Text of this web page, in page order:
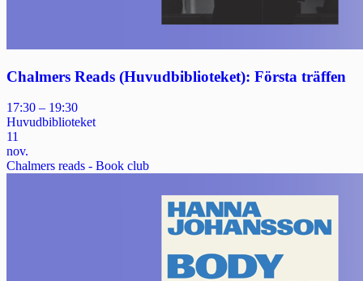
Chalmers Reads (Huvudbiblioteket): Första träffen
17:30 – 19:30
Huvudbiblioteket
11
nov.
Chalmers reads - Book club